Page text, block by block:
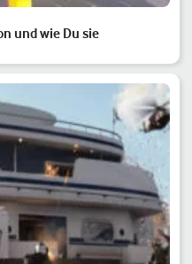
und wie Du sie